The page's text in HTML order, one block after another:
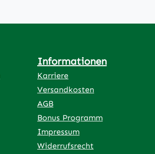
Informationen
Karriere
Versandkosten
AGB
Bonus Programm
Impressum
Widerrufsrecht